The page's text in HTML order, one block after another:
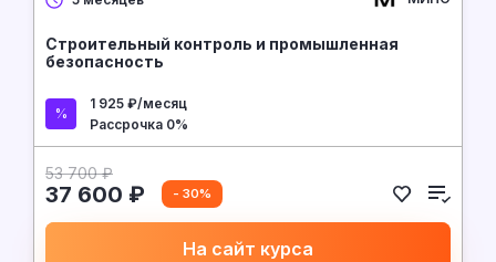
Строительный контроль и промышленная
безопасность
1 925 ₽/месяц
Рассрочка 0%
53 700 ₽
37 600 ₽ - 30%
На сайт курса